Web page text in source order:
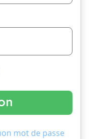
mot de passe